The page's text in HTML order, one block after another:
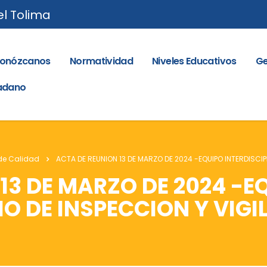
Tolima
Normatividad Niveles Educativos
Calidad ACTA DE REUNION 13 DE MARZO DE 2024 -EQUIPO
DE MARZO DE 2024 -
DE INSPECCION Y